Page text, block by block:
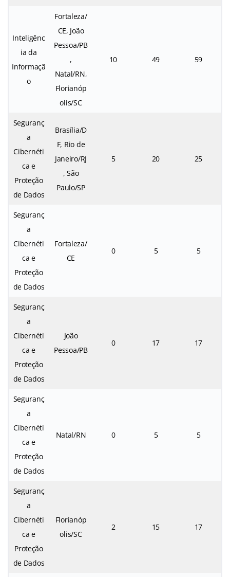
Inteligênc
ia da
Informaçã
o
Fortaleza/
CE, João
Pessoa/PB
,
Natal/RN,
Florianóp
olis/SC
10 49 59
Seguranç
a
Cibernéti
ca e
Proteção
de Dados
Brasília/D
F, Rio de
Janeiro/RJ
, São
Paulo/SP
5 20 25
Seguranç
a
Cibernéti
ca e
Proteção
de Dados
Fortaleza/
CE
0 5 5
Seguranç
a
Cibernéti
ca e
Proteção
de Dados
João
Pessoa/PB
0 17 17
Seguranç
a
Cibernéti
ca e
Proteção
de Dados
Natal/RN 0 5 5
Seguranç
a
Cibernéti
ca e
Proteção
de Dados
Florianóp
olis/SC
2 15 17